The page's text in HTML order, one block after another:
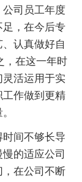
司员工年度
，在今后专
认真做好自
，在这一年时
活运用于实
工作做到更精
间不够长导
的适应公司
在公司不断